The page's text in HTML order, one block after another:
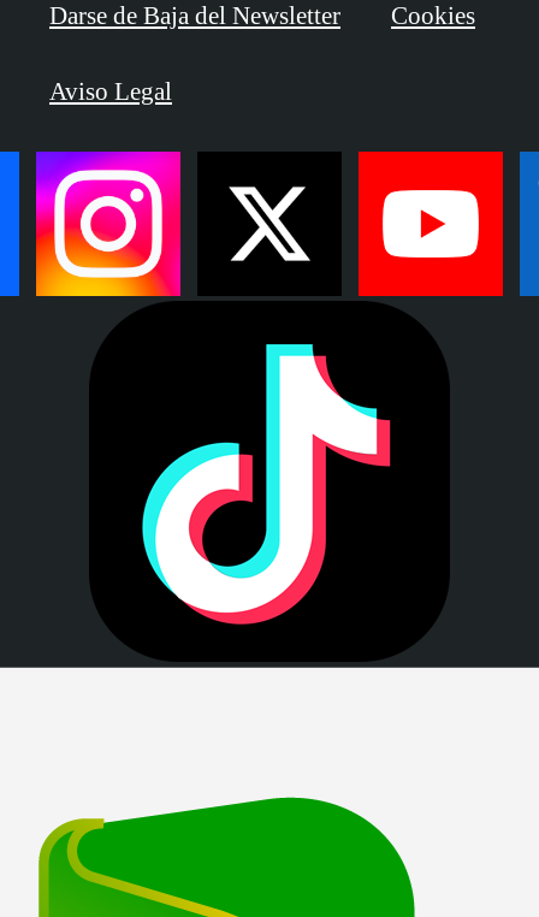
Darse de Baja del Newsletter Cookies
Aviso Legal